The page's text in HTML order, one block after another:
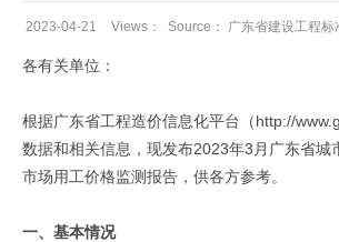
2023-04-21 Views： Source： 广东省建设工程标
各有关单位：
根据广东省工程造价信息化平台（http://
数据和相关信息，现发布2023年3月广东省城
市场用工价格监测报告，供各方参考。
一、基本情况